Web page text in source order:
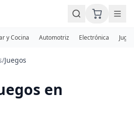
y Cocina Automotriz Electrónica
/Juegos
en